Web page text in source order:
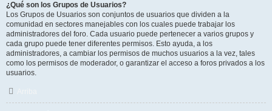
¿Qué son los Grupos de Usuarios?
Los Grupos de Usuarios son conjuntos de usuarios que dividen a la
comunidad en sectores manejables con los cuales puede trabajar los
administradores del foro. Cada usuario puede pertenecer a varios grupos y
cada grupo puede tener diferentes permisos. Esto ayuda, a los
administradores, a cambiar los permisos de muchos usuarios a la vez, tales
como los permisos de moderador, o garantizar el acceso a foros privados a los
usuarios.